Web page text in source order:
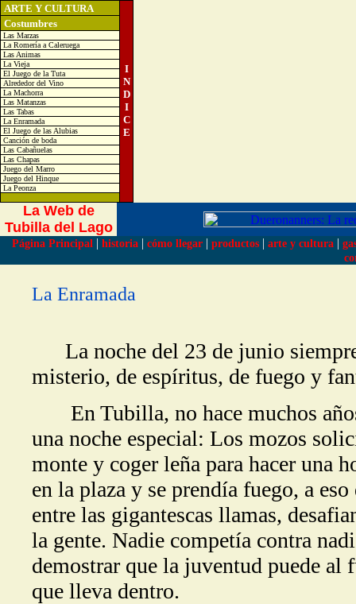
ARTE Y CULTURA
I
N
D
I
C
E
Costumbres
Las Marzas
La Romería a Caleruega
Las Animas
La Vieja
El Juego de la Tuta
Alrededor del Vino
La Machorra
Las Matanzas
Las Tabas
La Enramada
El Juego de las Alubias
Canción de boda
Las Cabañuelas
Las Chapas
Juego del Marro
Juego del Hinque
La Peonza
La Web de
Tubilla del Lago
Página Principal | historia | cómo llegar | productos | arte y cultura |
La Enramada
La noche del 23 de junio
misterio, de espíritus, de fuego y
En Tubilla, no hace muchos
una noche especial: Los mozos
monte y coger leña para hacer una
en la plaza y se prendía fuego, a
entre las gigantescas llamas,
la gente. Nadie competía contra
demostrar que la juventud puede al
que lleva dentro.